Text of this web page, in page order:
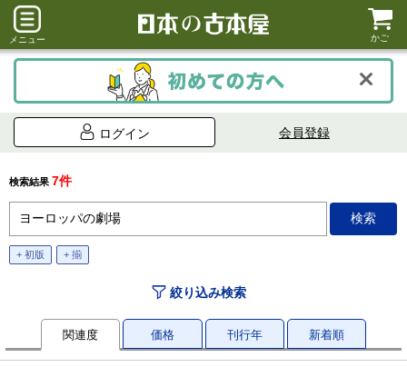
メニュー かご
ログイン 会員登録
検索結果 7件
+ 初版 + 揃
絞り込み検索
関連度 価格 刊行年 新着順